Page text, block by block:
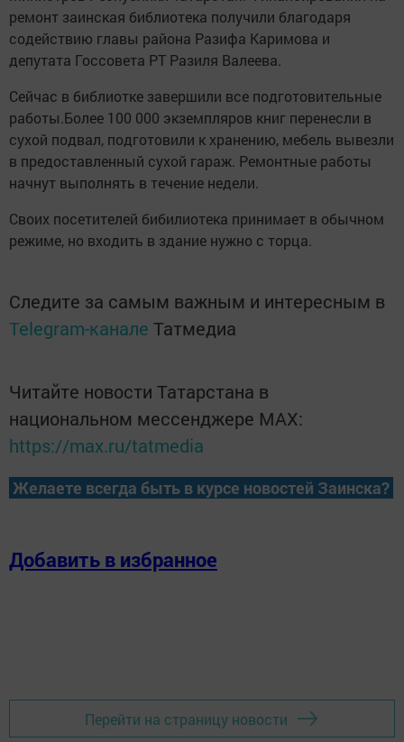
ремонт заинская библиотека получили благодаря
содействию главы района Разифа Каримова и
депутата Госсовета РТ Разиля Валеева.
Сейчас в библиотке завершили все подготовительные
работы.Более 100 000 экземпляров книг перенесли в
сухой подвал, подготовили к хранению, мебель вывезли
в предоставленный сухой гараж. Ремонтные работы
начнут выполнять в течение недели.
Своих посетителей бибилиотека принимает в обычном
режиме, но входить в здание нужно с торца.
Следите за самым важным и интересным в
Telegram-канале Татмедиа
Читайте новости Татарстана в
национальном мессенджере MАХ:
https://max.ru/tatmedia
Желаете всегда быть в курсе новостей Заинска?
Добавить в избранное
Перейти на страницу новости